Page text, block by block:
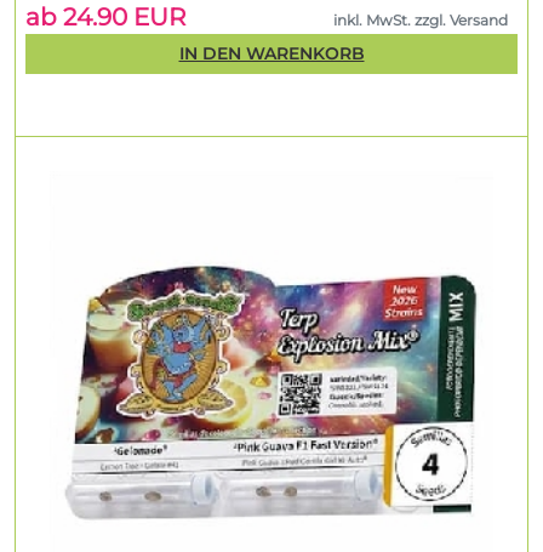
ab 24.90 EUR
inkl. MwSt. zzgl. Versand
IN DEN WARENKORB